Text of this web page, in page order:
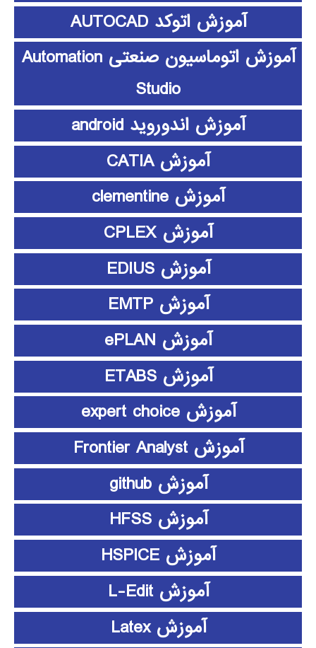
آموزش اتوکد AUTOCAD
آموزش اتوماسیون صنعتی Automation
Studio
آموزش اندوروید android
آموزش CATIA
آموزش clementine
آموزش CPLEX
آموزش EDIUS
آموزش EMTP
آموزش ePLAN
آموزش ETABS
آموزش expert choice
آموزش Frontier Analyst
آموزش github
آموزش HFSS
آموزش HSPICE
آموزش L-Edit
آموزش Latex